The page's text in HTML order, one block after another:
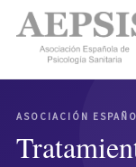
ASOCIACIÓN